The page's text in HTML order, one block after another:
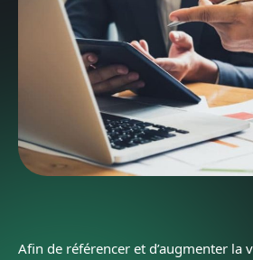
Afin de référencer et d’augmenter la